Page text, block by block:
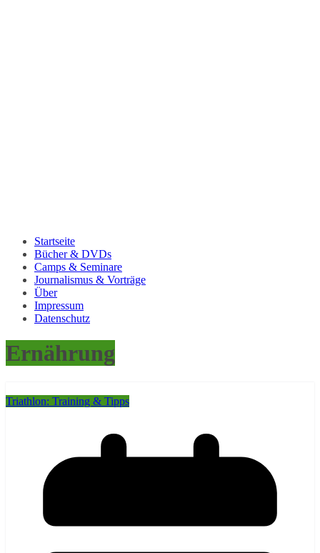
Startseite
Bücher & DVDs
Camps & Seminare
Journalismus & Vorträge
Über
Impressum
Datenschutz
Ernährung
Triathlon: Training & Tipps